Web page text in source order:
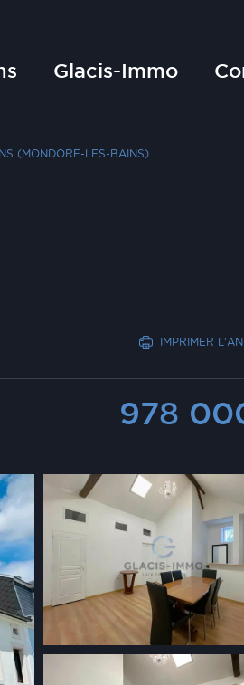
Glacis-Immo
(MONDORF-LES-BAINS)
IMPRIMER
978